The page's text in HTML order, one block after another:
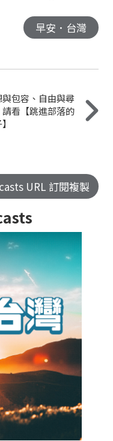
早安．台灣
與包容、自由與尋
請看【跳進部落的
URL 訂閱複製